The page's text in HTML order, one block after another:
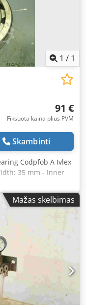
1 / 1
91 €
Fiksuota kaina plius PVM
Skambinti
Codpfob A Ivlex
35 mm - Inner
Mažas skelbimas